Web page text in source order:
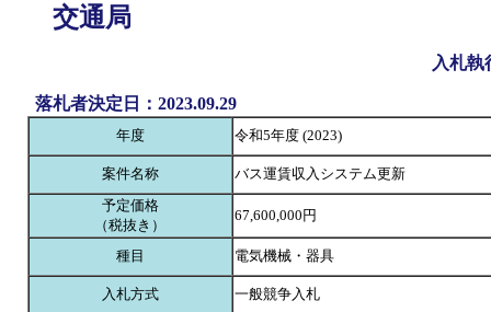
交通局
入札執
落札者決定日：2023.09.29
年度 令和5年度 (2023)
案件名称
バス運賃収入システム更新
予定価格
（税抜き）
67,600,000円
種目 電気機械・器具
入札方式 一般競争入札